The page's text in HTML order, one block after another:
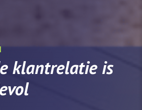
klantrelatie is